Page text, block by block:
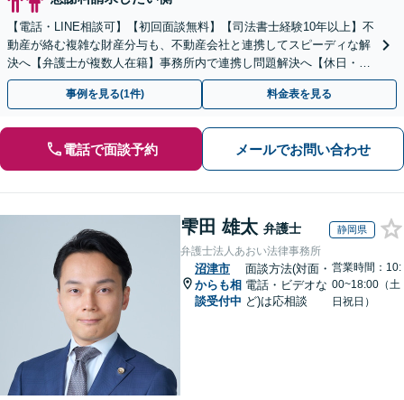
【電話・LINE相談可】【初回面談無料】【司法書士経験10年以上】不
動産が絡む複雑な財産分与も、不動産会社と連携してスピーディな解
決へ【弁護士が複数人在籍】事務所内で連携し問題解決へ【休日・夜
間面談可】【子連れ相談可】【虎ノ門駅1分】
事例を見る(1件) 料金表を見る
電話で面談予約 メールでお問い合わせ
雫田 雄太 弁護士 静岡県
弁護士法人あおい法律事務所
沼津市
からも相
談受付中
面談方法(対面・
電話・ビデオな
ど)は応相談
営業時間：10:
00~18:00（土
日祝日）